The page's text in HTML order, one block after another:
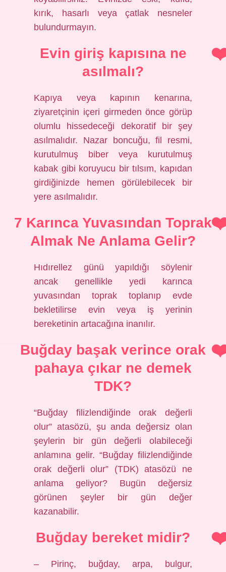
kırık, hasarlı veya çatlak nesneler
bulundurmayın.
Evin giriş kapısına ne
asılmalı?
Kapıya veya kapının kenarına,
ziyaretçinin içeri girmeden önce görüp
olumlu hissedeceği dekoratif bir şey
asılmalıdır. Nazar boncuğu, fil resmi,
kurutulmuş biber veya kurutulmuş
kabak gibi koruyucu bir tılsım, kapıdan
girdiğinizde hemen görülebilecek bir
yere asılmalıdır.
7 Karınca Yuvasından Toprak
Almak Ne Anlama Gelir?
Hıdırellez günü yapıldığı söylenir
ancak genellikle yedi karınca
yuvasından toprak toplanıp evde
bekletilirse evin veya iş yerinin
bereketinin artacağına inanılır.
Buğday başak verince orak
pahaya çıkar ne demek
TDK?
“Buğday filizlendiğinde orak değerli
olur” atasözü, şu anda değersiz olan
şeylerin bir gün değerli olabileceği
anlamına gelir. “Buğday filizlendiğinde
orak değerli olur” (TDK) atasözü ne
anlama geliyor? Bugün değersiz
görünen şeyler bir gün değer
kazanabilir.
Buğday bereket midir?
– Pirinç, buğday, arpa, bulgur,